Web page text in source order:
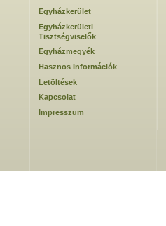
Egyházkerület
Egyházkerületi
Tisztségviselők
Egyházmegyék
Hasznos Információk
Letöltések
Kapcsolat
Impresszum